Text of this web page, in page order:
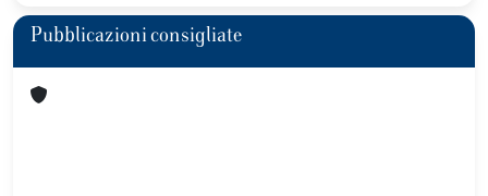
Pubblicazioni consigliate